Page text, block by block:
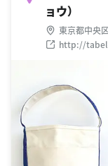
ョウ）
東京都中央
http://